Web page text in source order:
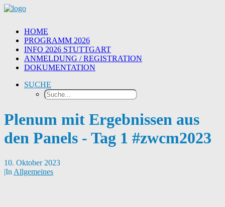
HOME
PROGRAMM 2026
INFO 2026 STUTTGART
ANMELDUNG / REGISTRATION
DOKUMENTATION
SUCHE
Plenum mit Ergebnissen aus
den Panels - Tag 1 #zwcm2023
10. Oktober 2023
|In Allgemeines